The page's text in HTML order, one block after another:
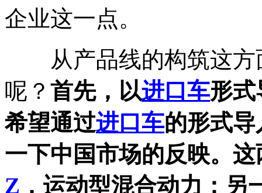
企业这一点。
从产品线的构筑这方
呢？ 首先，以进口车形式
希望通过进口车的形式
一下中国市场的反映。
Z ，运动型混合动力；另